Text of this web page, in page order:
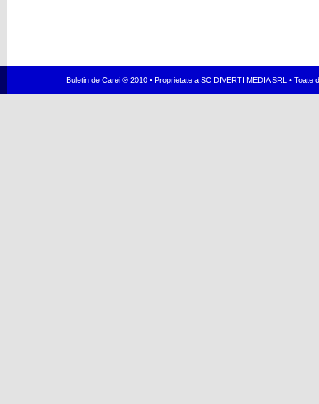
Buletin de Carei ® 2010 • Proprietate a SC DIVERTI MEDIA SRL •